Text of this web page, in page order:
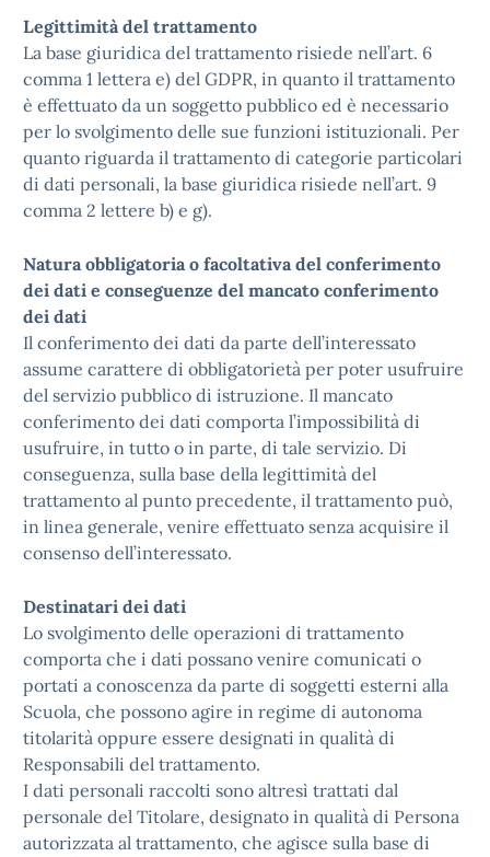
Legittimità del trattamento
La base giuridica del trattamento risiede nell’art. 6
comma 1 lettera e) del GDPR, in quanto il trattamento
è effettuato da un soggetto pubblico ed è necessario
per lo svolgimento delle sue funzioni istituzionali. Per
quanto riguarda il trattamento di categorie particolari
di dati personali, la base giuridica risiede nell’art. 9
comma 2 lettere b) e g).
Natura obbligatoria o facoltativa del conferimento
dei dati e conseguenze del mancato conferimento
dei dati
Il conferimento dei dati da parte dell’interessato
assume carattere di obbligatorietà per poter usufruire
del servizio pubblico di istruzione. Il mancato
conferimento dei dati comporta l’impossibilità di
usufruire, in tutto o in parte, di tale servizio. Di
conseguenza, sulla base della legittimità del
trattamento al punto precedente, il trattamento può,
in linea generale, venire effettuato senza acquisire il
consenso dell’interessato.
Destinatari dei dati
Lo svolgimento delle operazioni di trattamento
comporta che i dati possano venire comunicati o
portati a conoscenza da parte di soggetti esterni alla
Scuola, che possono agire in regime di autonoma
titolarità oppure essere designati in qualità di
Responsabili del trattamento.
I dati personali raccolti sono altresì trattati dal
personale del Titolare, designato in qualità di Persona
autorizzata al trattamento, che agisce sulla base di